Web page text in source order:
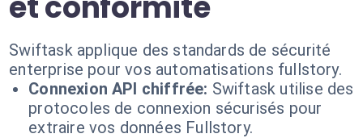
Swiftask applique des standards de sécurité
enterprise pour vos automatisations fullstory.
Connexion API chiffrée: Swiftask utilise des
protocoles de connexion sécurisés pour
extraire vos données Fullstory.